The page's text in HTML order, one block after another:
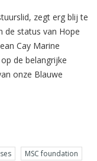
zegt erg blij te
de status van Hope
Cay Marine
de belangrijke
onze Blauwe
MSC foundation